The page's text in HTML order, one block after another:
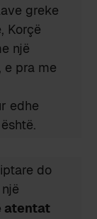
greke
Korçë
një
, e pra me
edhe
do
atentat